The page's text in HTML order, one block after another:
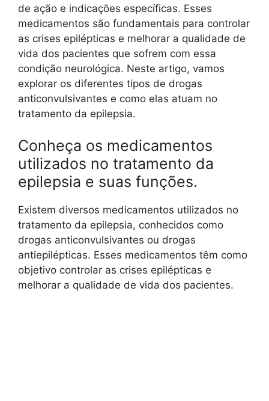
de ação e indicações específicas. Esses
medicamentos são fundamentais para controlar
as crises epilépticas e melhorar a qualidade de
vida dos pacientes que sofrem com essa
condição neurológica. Neste artigo, vamos
explorar os diferentes tipos de drogas
anticonvulsivantes e como elas atuam no
tratamento da epilepsia.
Conheça os medicamentos
utilizados no tratamento da
epilepsia e suas funções.
Existem diversos medicamentos utilizados no
tratamento da epilepsia, conhecidos como
drogas anticonvulsivantes ou drogas
antiepilépticas. Esses medicamentos têm como
objetivo controlar as crises epilépticas e
melhorar a qualidade de vida dos pacientes.